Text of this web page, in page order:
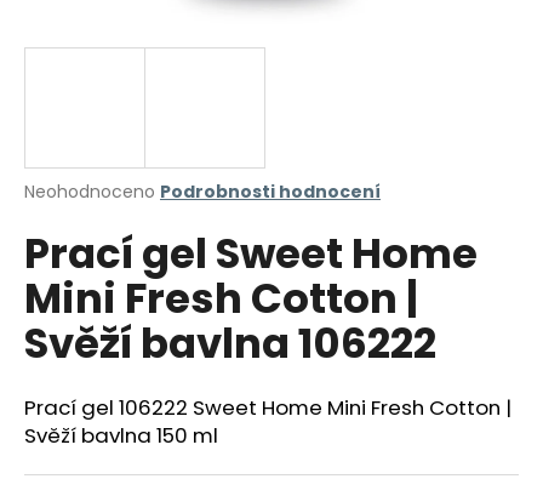
Průměrné
produktu
je
0,0
5
hvězdiček.
Neohodnoceno Podrobnosti hodnocení
Prací gel Sweet Home
Mini Fresh Cotton |
Svěží bavlna 106222
Prací gel 106222 Sweet Home Mini Fresh Cotton |
Svěží bavlna 150 ml
j
?
HLEDAT
o
p
o